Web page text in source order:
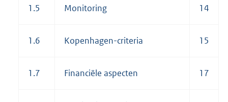
1.5 Monitoring 14
1.6 Kopenhagen-criteria 15
1.7 Financiële aspecten 17